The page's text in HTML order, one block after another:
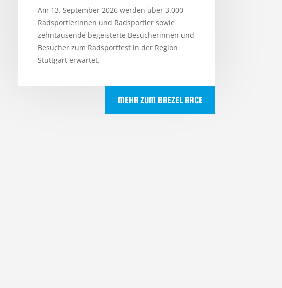
Am 13. September 2026 werden über 3.000
Radsportlerinnen und Radsportler sowie
zehntausende begeisterte Besucherinnen und
Besucher zum Radsportfest in der Region
Stuttgart erwartet.
MEHR ZUM BREZEL RACE